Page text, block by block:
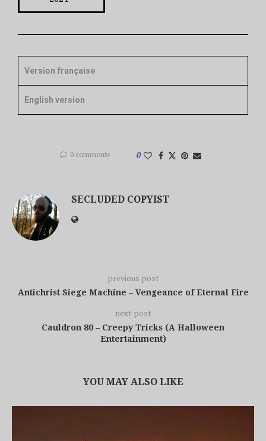
Version française
English version
0 comments 0
SECLUDED COPYIST
previous post
Antichrist Siege Machine – Vengeance of Eternal Fire
next post
Cauldron 80 – Creepy Tricks (A Halloween
Entertainment)
YOU MAY ALSO LIKE